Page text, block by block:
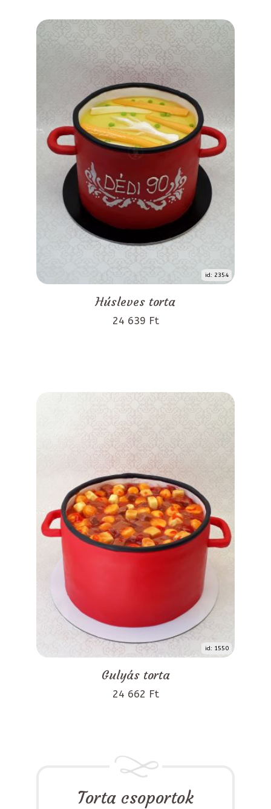
id: 2354
Húsleves torta
24 639 Ft
id: 1550
Gulyás torta
24 662 Ft
Torta csoportok